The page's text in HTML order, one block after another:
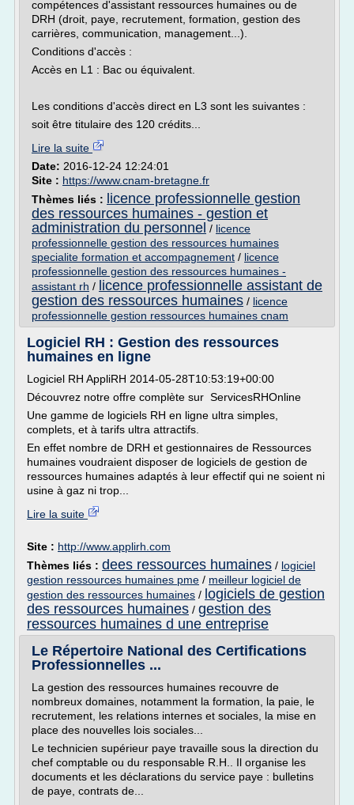
compétences d'assistant ressources humaines ou de
DRH (droit, paye, recrutement, formation, gestion des
carrières, communication, management...).
Conditions d'accès :
Accès en L1 : Bac ou équivalent.
Les conditions d'accès direct en L3 sont les suivantes :
soit être titulaire des 120 crédits...
Lire la suite
Date: 2016-12-24 12:24:01
Site : https://www.cnam-bretagne.fr
Thèmes liés :
licence professionnelle gestion
des ressources humaines - gestion et
administration du personnel / licence
professionnelle gestion des ressources humaines
specialite formation et accompagnement / licence
professionnelle gestion des ressources humaines -
assistant rh / licence professionnelle assistant de
gestion des ressources humaines / licence
professionnelle gestion ressources humaines cnam
Logiciel RH : Gestion des ressources
humaines en ligne
Logiciel RH AppliRH 2014-05-28T10:53:19+00:00
Découvrez notre offre complète sur ServicesRHOnline
Une gamme de logiciels RH en ligne ultra simples,
complets, et à tarifs ultra attractifs.
En effet nombre de DRH et gestionnaires de Ressources
humaines voudraient disposer de logiciels de gestion de
ressources humaines adaptés à leur effectif qui ne soient ni
usine à gaz ni trop...
Lire la suite
Site : http://www.applirh.com
Thèmes liés : dees ressources humaines / logiciel
gestion ressources humaines pme / meilleur logiciel de
gestion des ressources humaines / logiciels de gestion
des ressources humaines / gestion des
ressources humaines d une entreprise
Le Répertoire National des Certifications
Professionnelles ...
La gestion des ressources humaines recouvre de
nombreux domaines, notamment la formation, la paie, le
recrutement, les relations internes et sociales, la mise en
place des nouvelles lois sociales...
Le technicien supérieur paye travaille sous la direction du
chef comptable ou du responsable R.H.. Il organise les
documents et les déclarations du service paye : bulletins
de paye, contrats de...